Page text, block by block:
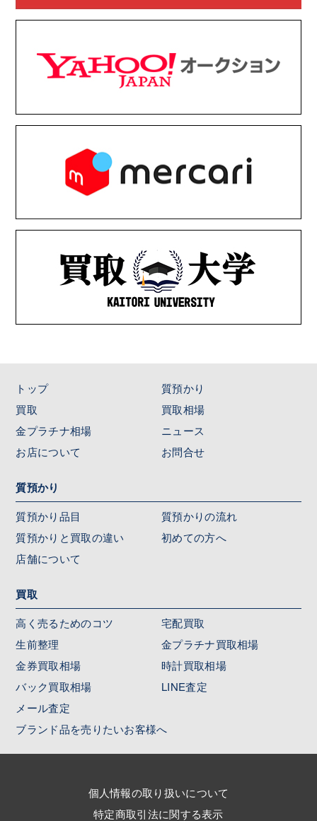
トップ
質預かり
買取
買取相場
金プラチナ相場
ニュース
お店について
お問合せ
質預かり
質預かり品目
質預かりの流れ
質預かりと買取の違い
初めての方へ
店舗について
買取
高く売るためのコツ
宅配買取
生前整理
金プラチナ買取相場
金券買取相場
時計買取相場
バック買取相場
LINE査定
メール査定
ブランド品を売りたいお客様へ
個人情報の取り扱いについて
特定商取引法に関する表示